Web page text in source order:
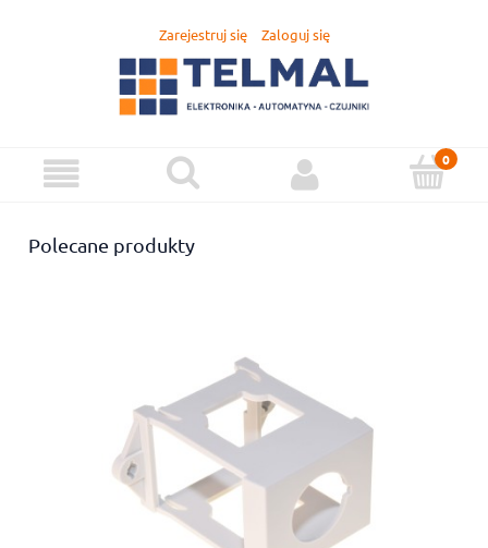
Zarejestruj się Zaloguj się
Polecane produkty